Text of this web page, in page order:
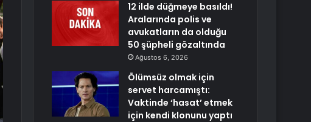
12 ilde düğmeye basıldı!
Aralarında polis ve
avukatların da olduğu
50 şüpheli gözaltında
Ağustos 6, 2026
Ölümsüz olmak için
servet harcamıştı:
Vaktinde ‘hasat’ etmek
için kendi klonunu yaptı